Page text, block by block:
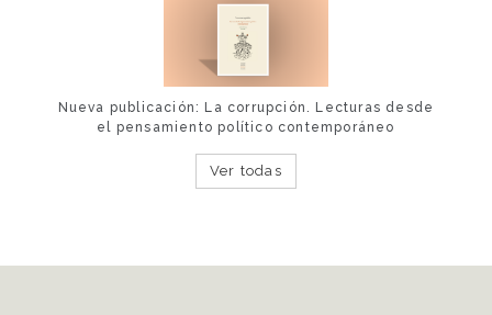
Nueva publicación: La corrupción. Lecturas desde
el pensamiento político contemporáneo
Ver todas